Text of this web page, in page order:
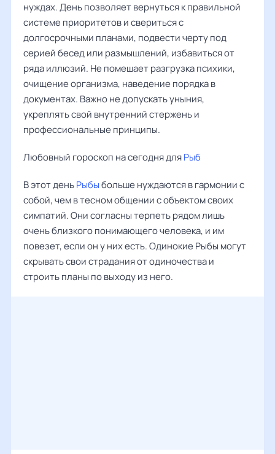
нуждах. День позволяет вернуться к правильной
системе приоритетов и свериться с
долгосрочными планами, подвести черту под
серией бесед или размышлений, избавиться от
ряда иллюзий. Не помешает разгрузка психики,
очищение организма, наведение порядка в
документах. Важно не допускать уныния,
укреплять свой внутренний стержень и
профессиональные принципы.
Любовный гороскоп на сегодня дляРыб
В этот деньРыбыбольше нуждаются в гармонии с
собой, чем в тесном общении с объектом своих
симпатий. Они согласны терпеть рядом лишь
очень близкого понимающего человека, и им
повезет, если он у них есть. Одинокие Рыбы могут
скрывать свои страдания от одиночества и
строить планы по выходу из него.